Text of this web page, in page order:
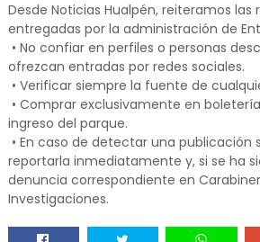
Desde Noticias Hualpén, reiteramos
entregadas por la administración de
• No confiar en perfiles o personas
ofrezcan entradas por redes sociales.
• Verificar siempre la fuente de
• Comprar exclusivamente en
ingreso del parque.
• En caso de detectar una publicación
reportarla inmediatamente y, si se ha
denuncia correspondiente en
Investigaciones.